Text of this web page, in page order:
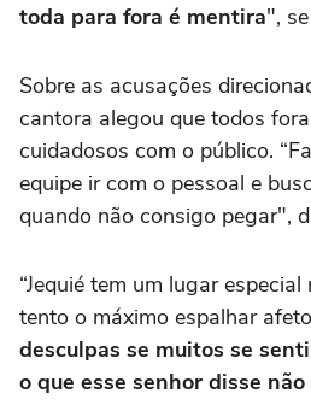
toda para fora é mentira",
Sobre as acusações
cantora alegou que todos
cuidadosos com o público.
equipe ir com o pessoal e
quando não consigo pegar",
“Jequié tem um lugar
tento o máximo espalhar
desculpas se muitos se
o que esse senhor disse